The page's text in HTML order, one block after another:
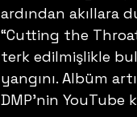
ardından akıllara
“Cutting the
terk edilmişlikle
yangını. Albüm
DMP’nin YouTube